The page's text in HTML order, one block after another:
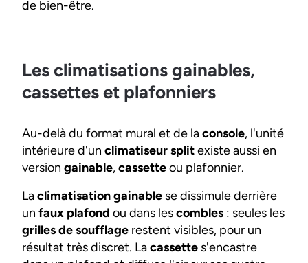
de bien-être.
Les climatisations gainables,
cassettes et plafonniers
Au-delà du format mural et de laconsole, l'unité
intérieure d'un climatiseur splitexiste aussi en
version gainable,cassetteou plafonnier.
Laclimatisation gainable se dissimule derrière
un faux plafond ou dans lescombles : seules les
grilles de soufflage restent visibles, pour un
résultat très discret. Lacassette s'encastre